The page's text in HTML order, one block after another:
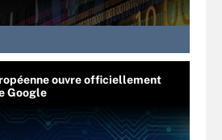
ouvre officiellement
Google